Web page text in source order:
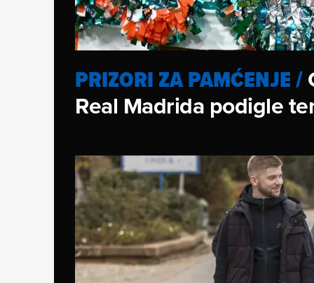
PRIZORI ZA PAMĆENJE/
Real Madrida podigle